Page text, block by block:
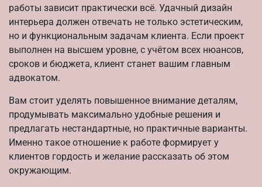
работы зависит практически всё. Удачный дизайн
интерьера должен отвечать не только эстетическим,
но и функциональным задачам клиента. Если проект
выполнен на высшем уровне, с учётом всех нюансов,
сроков и бюджета, клиент станет вашим главным
адвокатом.
Вам стоит уделять повышенное внимание деталям,
продумывать максимально удобные решения и
предлагать нестандартные, но практичные варианты.
Именно такое отношение к работе формирует у
клиентов гордость и желание рассказать об этом
окружающим.